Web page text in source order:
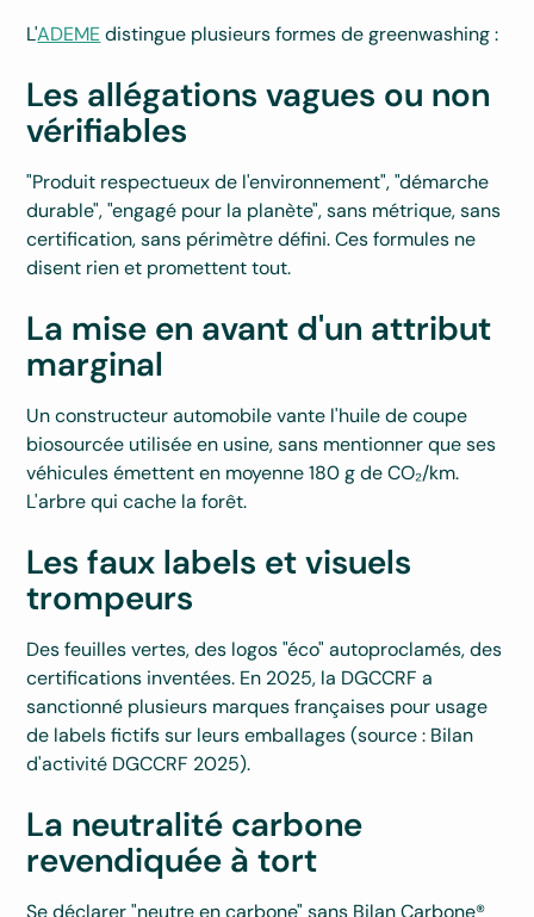
L'ADEMEdistingue plusieurs formes de greenwashing :
Les allégations vagues ou non
vérifiables
"Produit respectueux de l'environnement", "démarche
durable", "engagé pour la planète", sans métrique, sans
certification, sans périmètre défini. Ces formules ne
disent rien et promettent tout.
La mise en avant d'un attribut
marginal
Un constructeur automobile vante l'huile de coupe
biosourcée utilisée en usine, sans mentionner que ses
véhicules émettent en moyenne 180 g de CO₂/km.
L'arbre qui cache la forêt.
Les faux labels et visuels
trompeurs
Des feuilles vertes, des logos "éco" autoproclamés, des
certifications inventées. En 2025, la DGCCRF a
sanctionné plusieurs marques françaises pour usage
de labels fictifs sur leurs emballages (source : Bilan
d'activité DGCCRF 2025).
La neutralité carbone
revendiquée à tort
Se déclarer "neutre en carbone" sans Bilan Carbone®